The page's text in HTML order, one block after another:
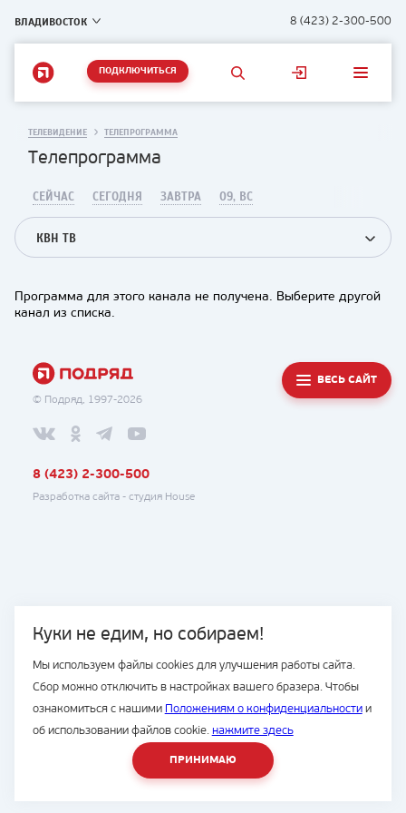
ВЛАДИВОСТОК 8 (423) 2-300-500
ПОДКЛЮЧИТЬСЯ
Куки не едим, но собираем!
Мы используем файлы cookies для улучшения работы сайта.
Сбор можно отключить в настройках вашего бразера. Чтобы
ознакомиться с нашими Положениям о конфиденциальностии
об использовании файлов cookie. нажмите здесь
ПРИНИМАЮ
ТЕЛЕВИДЕНИЕ ТЕЛЕПРОГРАММА
Телепрограмма
СЕЙЧАС СЕГОДНЯ ЗАВТРА 09, ВС
КВН ТВ
Программа для этого канала не получена. Выберите другой
канал из списка.
© Подряд, 1997-2026
ВЕСЬ САЙТ
8 (423) 2-300-500
Разработка сайта - студия House